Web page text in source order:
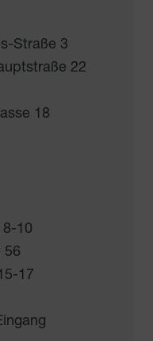
Straße 3
22
18
8-10
56
17